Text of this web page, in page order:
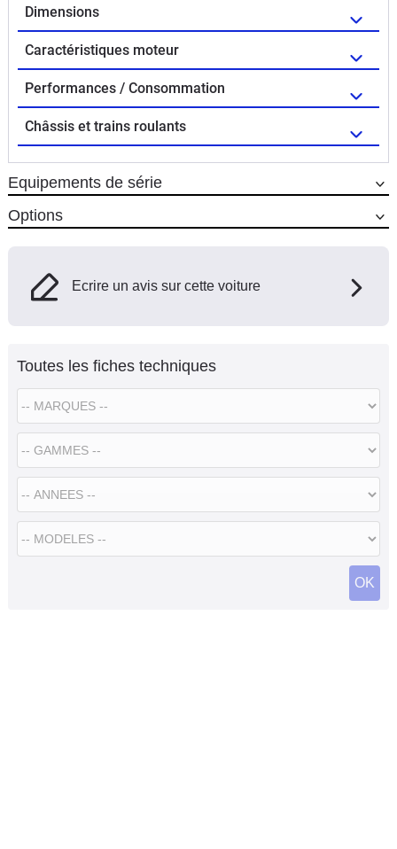
Dimensions
Caractéristiques moteur
Performances / Consommation
Châssis et trains roulants
Equipements de série
Options
Ecrire un avis sur cette voiture
Toutes les fiches techniques